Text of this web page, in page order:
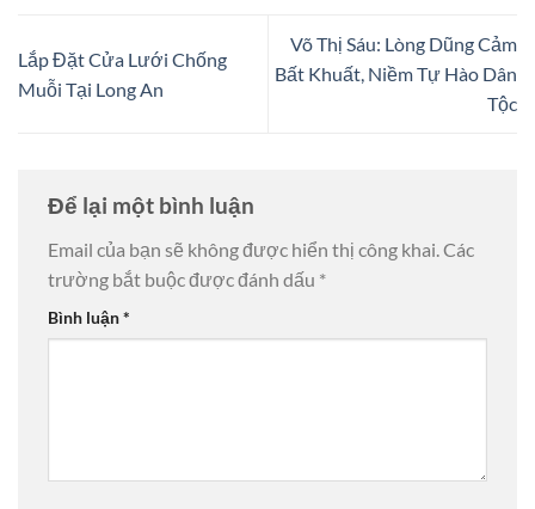
Lắp Đặt Cửa Lưới Chống
Muỗi Tại Long An
Võ Thị Sáu: Lòng Dũng Cảm
Bất Khuất, Niềm Tự Hào Dân
Tộc
Để lại một bình luận
Email của bạn sẽ không được hiển thị công khai.Các
trường bắt buộc được đánh dấu *
Bình luận*